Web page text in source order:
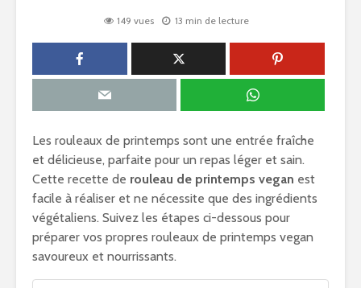
149 vues 13 min de lecture
Les rouleaux de printemps sont une entrée fraîche
et délicieuse, parfaite pour un repas léger et sain.
Cette recette de rouleau de printemps vegan est
facile à réaliser et ne nécessite que des ingrédients
végétaliens. Suivez les étapes ci-dessous pour
préparer vos propres rouleaux de printemps vegan
savoureux et nourrissants.